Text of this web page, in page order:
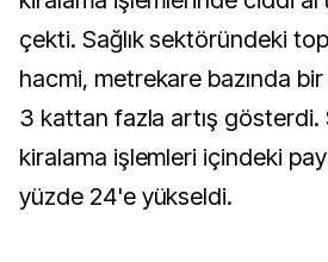
çekti. Sağlık sektöründeki
hacmi, metrekare bazında
3 kattan fazla artış
kiralama işlemleri içindeki
yüzde 24'e yükseldi.